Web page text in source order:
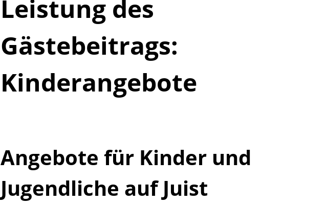
Leistung des
Gästebeitrags:
Kinderangebote
Angebote für Kinder und
Jugendliche auf Juist